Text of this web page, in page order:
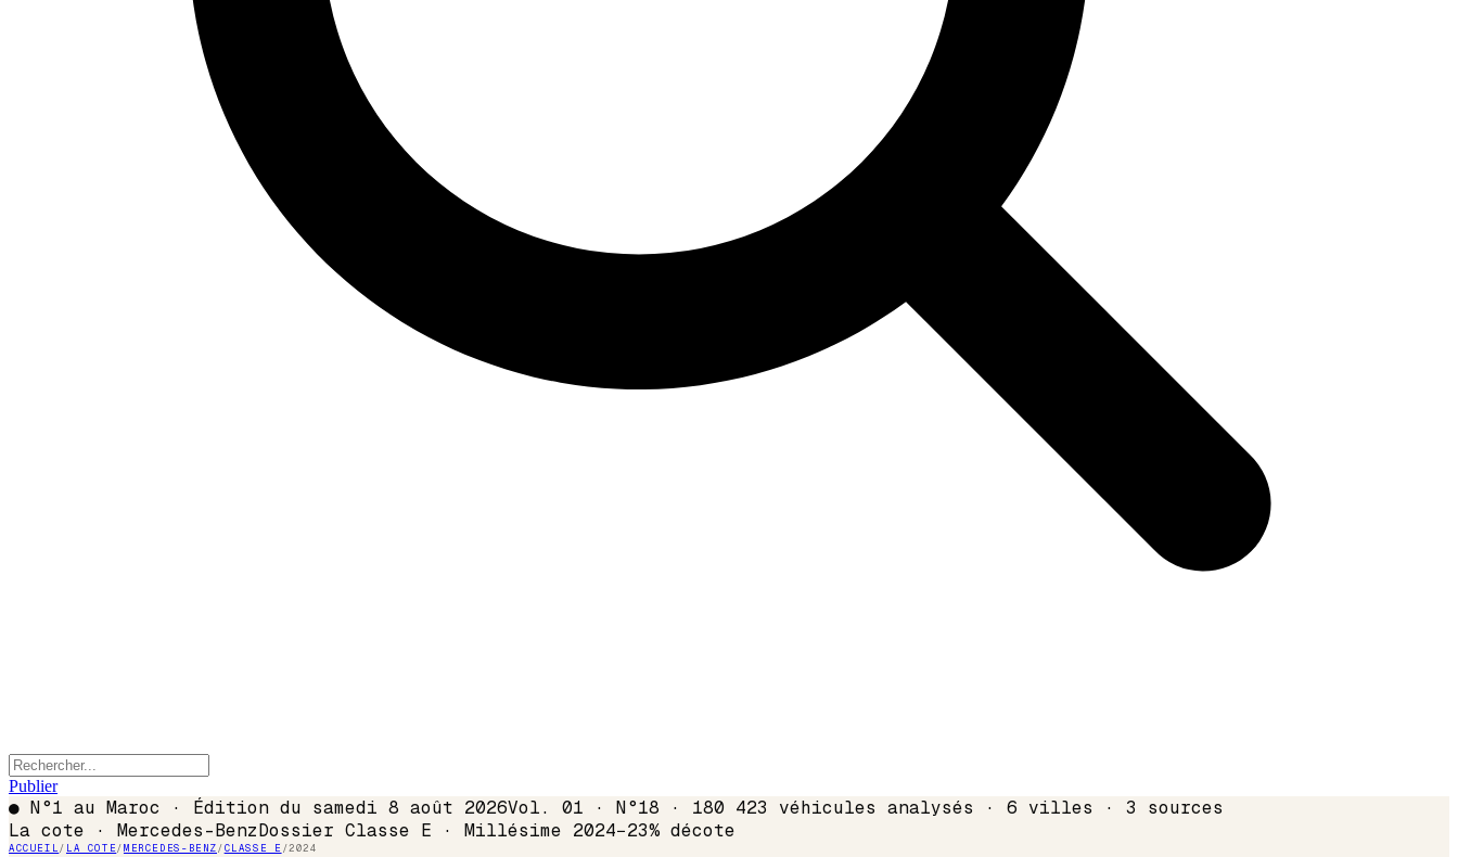
Publier
● N°1 au Maroc · Édition du samedi 8 août 2026Vol. 01 · N°18 · 180 423 véhicules analysés · 6 villes · 3 sources
La cote · Mercedes-BenzDossier Classe E · Millésime 2024−23% décote
ACCUEIL/ LA COTE/MERCEDES-BENZ/CLASSE E /2024